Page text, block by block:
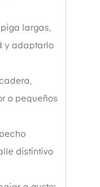
largas,
y adaptarlo
o pequeños
distintivo